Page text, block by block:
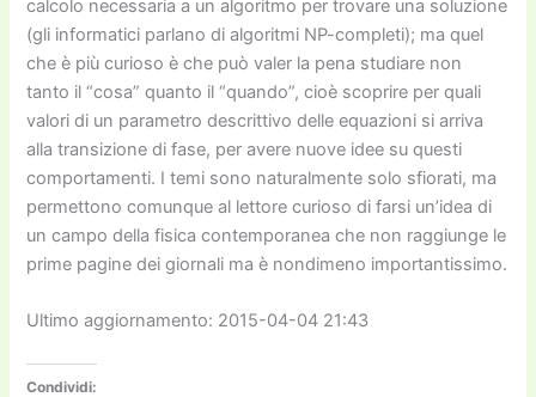
calcolo necessaria a un algoritmo per trovare una soluzione
(gli informatici parlano di algoritmi NP-completi); ma quel
che è più curioso è che può valer la pena studiare non
tanto il “cosa” quanto il “quando”, cioè scoprire per quali
valori di un parametro descrittivo delle equazioni si arriva
alla transizione di fase, per avere nuove idee su questi
comportamenti. I temi sono naturalmente solo sfiorati, ma
permettono comunque al lettore curioso di farsi un’idea di
un campo della fisica contemporanea che non raggiunge le
prime pagine dei giornali ma è nondimeno importantissimo.
Ultimo aggiornamento: 2015-04-04 21:43
Condividi: